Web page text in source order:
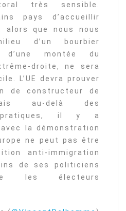
très sensible.
pays d’accueillir
alors que nous nous
d’un bourbier
d’une montée du
droite, ne sera
L’UE devra prouver
de constructeur de
au-delà des
pratiques, il y a
la démonstration
ne peut pas être
anti-immigration
de ses politiciens
les électeurs